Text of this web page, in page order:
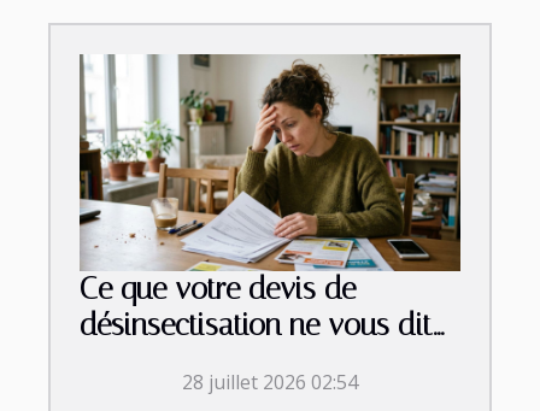
Ce que votre devis de
désinsectisation ne vous dit
28 juillet 2026 02:54